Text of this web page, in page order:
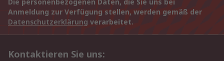
Die personenbezogenen Daten, die Sie uns bei
Anmeldung zur Verfügung stellen, werden gemäß der
Datenschutzerklärung verarbeitet.
Kontaktieren Sie uns: